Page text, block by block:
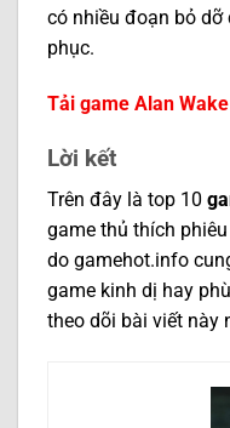
có nhiều đoạn bỏ
phục.
Tải game Alan
Lời kết
Trên đây là top 10
game thủ thích
do gamehot.info
game kinh dị hay
theo dõi bài viết này